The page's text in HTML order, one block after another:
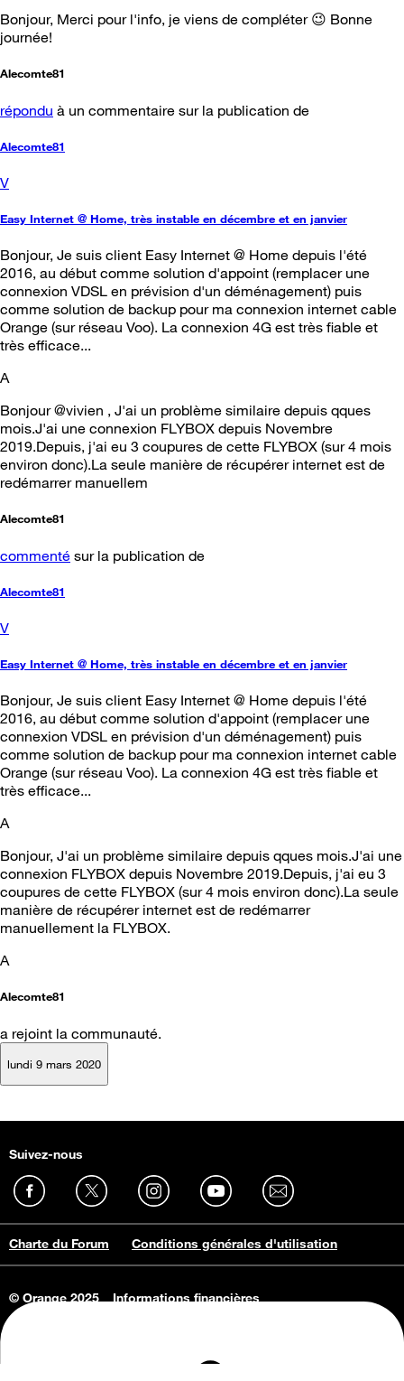
Bonjour, Merci pour l'info, je viens de compléter 😉 Bonne
journée!
Alecomte81
répondu à un commentaire sur la publication de
Alecomte81
V
Easy Internet @ Home, très instable en décembre et en janvier
Bonjour, Je suis client Easy Internet @ Home depuis l'été
2016, au début comme solution d'appoint (remplacer une
connexion VDSL en prévision d'un déménagement) puis
comme solution de backup pour ma connexion internet cable
Orange (sur réseau Voo). La connexion 4G est très fiable et
très efficace...
A
Bonjour @vivien , J'ai un problème similaire depuis qques
mois.J'ai une connexion FLYBOX depuis Novembre
2019.Depuis, j'ai eu 3 coupures de cette FLYBOX (sur 4 mois
environ donc).La seule manière de récupérer internet est de
redémarrer manuellem
Alecomte81
commenté sur la publication de
Alecomte81
V
Easy Internet @ Home, très instable en décembre et en janvier
Bonjour, Je suis client Easy Internet @ Home depuis l'été
2016, au début comme solution d'appoint (remplacer une
connexion VDSL en prévision d'un déménagement) puis
comme solution de backup pour ma connexion internet cable
Orange (sur réseau Voo). La connexion 4G est très fiable et
très efficace...
A
Bonjour, J'ai un problème similaire depuis qques mois.J'ai une
connexion FLYBOX depuis Novembre 2019.Depuis, j'ai eu 3
coupures de cette FLYBOX (sur 4 mois environ donc).La seule
manière de récupérer internet est de redémarrer
manuellement la FLYBOX.
A
Alecomte81
a rejoint la communauté.
lundi 9 mars 2020
Suivez-nous
Charte du Forum Conditions générales d'utilisation
© Orange 2025
Informations financières